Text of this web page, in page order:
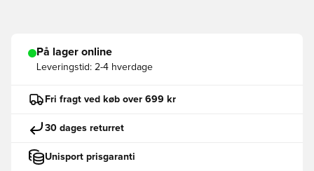
På lager online
Leveringstid: 2-4 hverdage
Fri fragt ved køb over 699 kr
30 dages returret
Unisport prisgaranti